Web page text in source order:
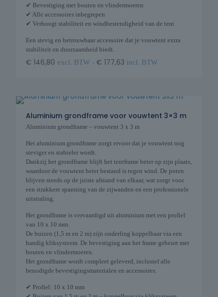
✔ Bevestiging met bouten en vlindermoeren
✔ Alle accessoires inbegrepen
✔ Verhoogt stabiliteit en windbestendigheid van de tent
Een stevig en betrouwbaar accessoire dat je vouwtent extra
stabiliteit en duurzaamheid biedt.
€ 146,80 excl. BTW - € 177,63 incl. BTW
Aluminium grondframe voor vouwtent 3×3 m
Aluminium grondframe – vouwtent 3 x 3 m
Het aluminium grondframe zorgt ervoor dat je vouwtent nog
steviger en stabieler wordt.
Dankzij het grondframe blijft het tentframe beter op zijn plaats,
waardoor de vouwtent beter bestand is tegen wind. De poten
blijven steeds op de juiste afstand van elkaar, wat zorgt voor
een strakkere spanning van de zijwanden en een professionele
uitstraling.
Het grondframe is vervaardigd uit aluminium met een profiel
van 10 x 10 mm.
De buizen (1,5 m en 2 m) zijn onderling koppelbaar via een
handig kliksysteem. De bevestiging aan het frame gebeurt met
bouten en vlindermoeren.
Het grondframe wordt compleet geleverd, inclusief alle
benodigde bevestigingsmaterialen en accessoires.
✔ Profiel: 10 x 10 mm